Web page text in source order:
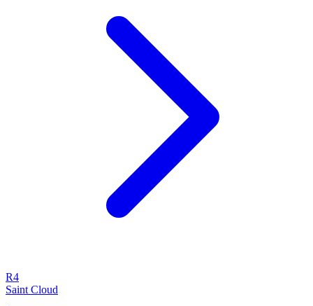
R4
Saint Cloud